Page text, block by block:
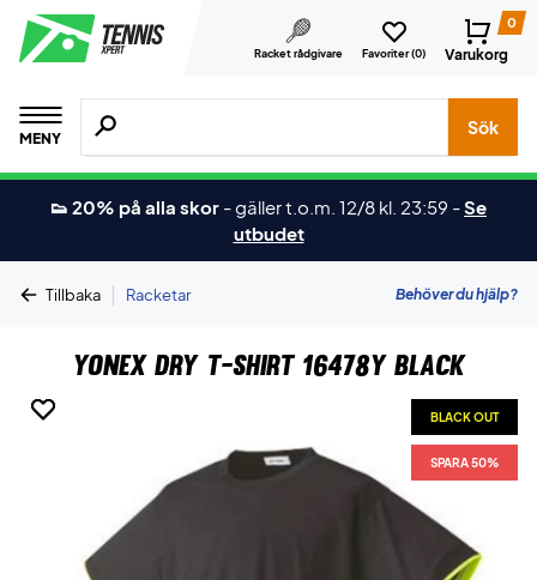
Racket rådgivare Favoriter (0)
0
Varukorg
MENY
Sök efter produkter, märken osv.
Sök
👟 20% på alla skor -gäller t.o.m. 12/8 kl. 23:59 -Se
utbudet
Tillbaka | Racketar Behöver du hjälp?
Yonex Dry T-shirt 16478Y Black
BLACK OUT
SPARA 50%
BLACK OUT
SPARA 50%